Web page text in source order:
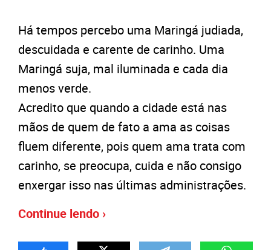
Há tempos percebo uma Maringá judiada,
descuidada e carente de carinho. Uma
Maringá suja, mal iluminada e cada dia
menos verde.
Acredito que quando a cidade está nas
mãos de quem de fato a ama as coisas
fluem diferente, pois quem ama trata com
carinho, se preocupa, cuida e não consigo
enxergar isso nas últimas administrações.
Continue lendo ›